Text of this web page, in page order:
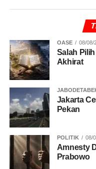
OASE 08/08/
Salah
Akhirat
Jakarta
Pekan
POLITIK 08/
Amnesty
Prabowo